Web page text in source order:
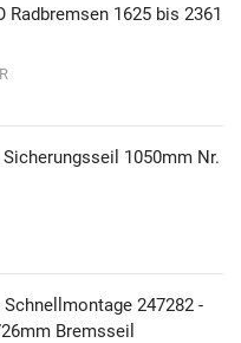
Radbremsen 1625 bis 2361
1050mm Nr.
247282 -
Bremsseil